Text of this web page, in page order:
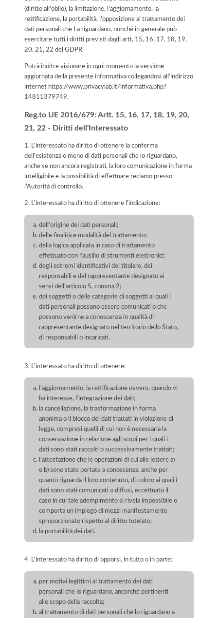
(diritto all'oblio), la limitazione, l'aggiornamento, la
rettificazione, la portabilità, l'opposizione al trattamento dei
dati personali che La riguardano, nonché in generale può
esercitare tutti i diritti previsti dagli artt. 15, 16, 17, 18, 19,
20, 21, 22 del GDPR.
Potrà inoltre visionare in ogni momento la versione
aggiornata della presente informativa collegandosi all'indirizzo
internet https://www.privacylab.it/informativa.php?
14811379749.
Reg.to UE 2016/679: Artt. 15, 16, 17, 18, 19, 20,
21, 22 - Diritti dell'Interessato
1. L'interessato ha diritto di ottenere la conferma
dell'esistenza o meno di dati personali che lo riguardano,
anche se non ancora registrati, la loro comunicazione in forma
intelligibile e la possibilità di effettuare reclamo presso
l’Autorità di controllo.
2. L'interessato ha diritto di ottenere l'indicazione:
dell'origine dei dati personali;
delle finalità e modalità del trattamento;
della logica applicata in caso di trattamento
effettuato con l'ausilio di strumenti elettronici;
degli estremi identificativi del titolare, dei
responsabili e del rappresentante designato ai
sensi dell'articolo 5, comma 2;
dei soggetti o delle categorie di soggetti ai quali i
dati personali possono essere comunicati o che
possono venirne a conoscenza in qualità di
rappresentante designato nel territorio dello Stato,
di responsabili o incaricati.
3. L'interessato ha diritto di ottenere:
l'aggiornamento, la rettificazione ovvero, quando vi
ha interesse, l'integrazione dei dati;
la cancellazione, la trasformazione in forma
anonima o il blocco dei dati trattati in violazione di
legge, compresi quelli di cui non è necessaria la
conservazione in relazione agli scopi per i quali i
dati sono stati raccolti o successivamente trattati;
l'attestazione che le operazioni di cui alle lettere a)
e b) sono state portate a conoscenza, anche per
quanto riguarda il loro contenuto, di coloro ai quali i
dati sono stati comunicati o diffusi, eccettuato il
caso in cui tale adempimento si rivela impossibile o
comporta un impiego di mezzi manifestamente
sproporzionato rispetto al diritto tutelato;
la portabilità dei dati.
4. L'interessato ha diritto di opporsi, in tutto o in parte:
per motivi legittimi al trattamento dei dati
personali che lo riguardano, ancorché pertinenti
allo scopo della raccolta;
al trattamento di dati personali che lo riguardano a